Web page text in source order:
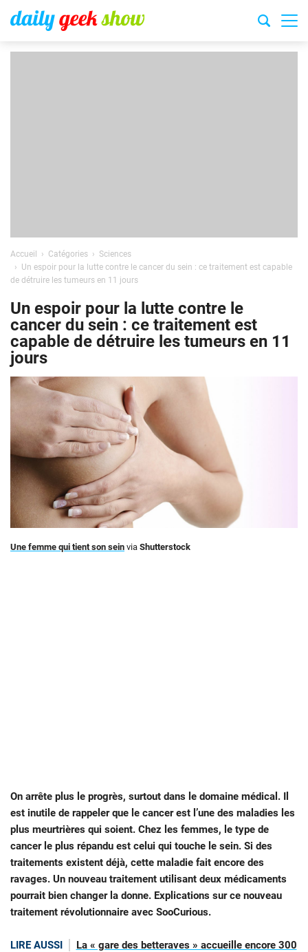
Accueil Catégories
Sciences
Un espoir pour la lutte contre le cancer du sein : ce traitement est capable
de détruire les tumeurs en 11 jours
Un espoir pour la lutte contre le
cancer du sein : ce traitement est
capable de détruire les tumeurs en 11
jours
Une femme qui tient son sein via Shutterstock
On arrête plus le progrès, surtout dans le domaine médical. Il
est inutile de rappeler que le cancer est l’une des maladies les
plus meurtrières qui soient. Chez les femmes, le type de
cancer le plus répandu est celui qui touche le sein. Si des
traitements existent déjà, cette maladie fait encore des
ravages. Un nouveau traitement utilisant deux médicaments
pourrait bien changer la donne. Explications sur ce nouveau
traitement révolutionnaire avec SooCurious.
LIRE AUSSI
La « gare des betteraves » accueille encore 300